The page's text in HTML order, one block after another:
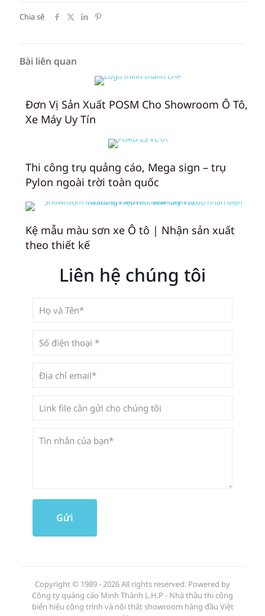
Chia sẽ
Bài liên quan
Đơn Vị Sản Xuất POSM Cho Showroom Ô Tô,
Xe Máy Uy Tín
Thi công trụ quảng cáo, Mega sign – trụ
Pylon ngoài trời toàn quốc
Kệ mẫu màu sơn xe Ô tô | Nhận sản xuất
theo thiết kế
Liên hệ chúng tôi
Copyright © 1989 - 2026 All rights reserved. Powered by
Công ty quảng cáo Minh Thành L.H.P - Nhà thầu thi công
biển hiệu công trình và nội thất showroom hàng đầu Việt